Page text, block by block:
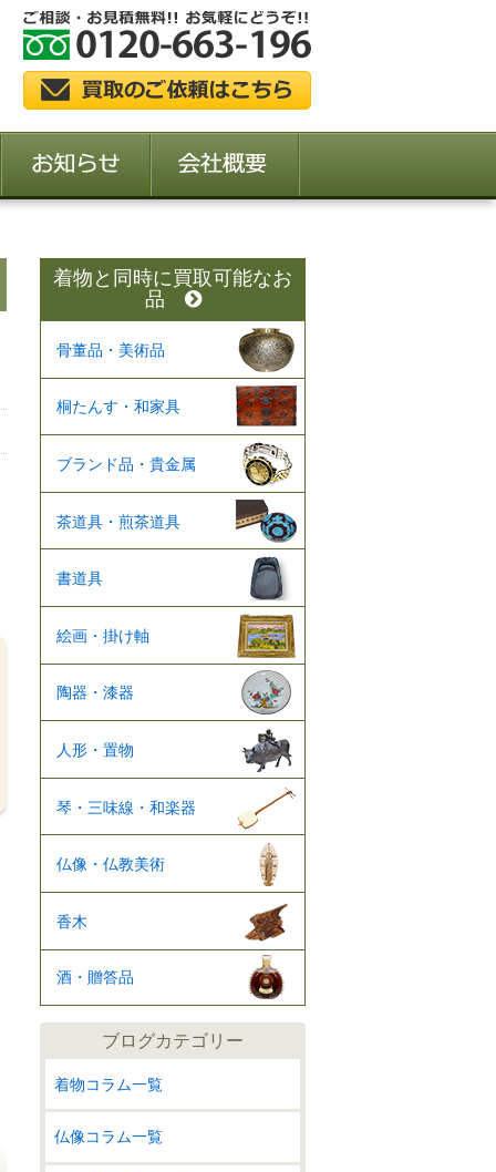
着物と同時に買取可能なお
品
骨董品・美術品
桐たんす・和家具
ブランド品・貴金属
茶道具・煎茶道具
書道具
絵画・掛け軸
陶器・漆器
人形・置物
琴・三味線・和楽器
仏像・仏教美術
香木
酒・贈答品
ブログカテゴリー
着物コラム一覧
仏像コラム一覧